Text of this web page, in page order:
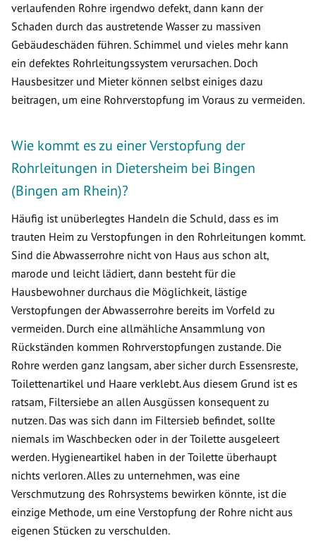
verlaufenden Rohre irgendwo defekt, dann kann der
Schaden durch das austretende Wasser zu massiven
Gebäudeschäden führen. Schimmel und vieles mehr kann
ein defektes Rohrleitungssystem verursachen. Doch
Hausbesitzer und Mieter können selbst einiges dazu
beitragen, um eine Rohrverstopfung im Voraus zu vermeiden.
Wie kommt es zu einer Verstopfung der
Rohrleitungen in Dietersheim bei Bingen
(Bingen am Rhein)?
Häufig ist unüberlegtes Handeln die Schuld, dass es im
trauten Heim zu Verstopfungen in den Rohrleitungen kommt.
Sind die Abwasserrohre nicht von Haus aus schon alt,
marode und leicht lädiert, dann besteht für die
Hausbewohner durchaus die Möglichkeit, lästige
Verstopfungen der Abwasserrohre bereits im Vorfeld zu
vermeiden. Durch eine allmähliche Ansammlung von
Rückständen kommen Rohrverstopfungen zustande. Die
Rohre werden ganz langsam, aber sicher durch Essensreste,
Toilettenartikel und Haare verklebt. Aus diesem Grund ist es
ratsam, Filtersiebe an allen Ausgüssen konsequent zu
nutzen. Das was sich dann im Filtersieb befindet, sollte
niemals im Waschbecken oder in der Toilette ausgeleert
werden. Hygieneartikel haben in der Toilette überhaupt
nichts verloren. Alles zu unternehmen, was eine
Verschmutzung des Rohrsystems bewirken könnte, ist die
einzige Methode, um eine Verstopfung der Rohre nicht aus
eigenen Stücken zu verschulden.